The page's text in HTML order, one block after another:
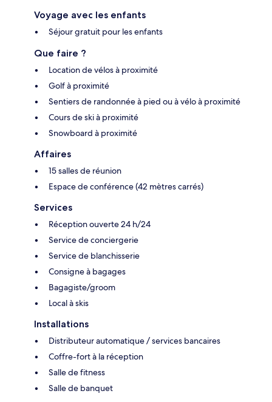
Voyage avec les enfants
Séjour gratuit pour les enfants
Que faire ?
Location de vélos à proximité
Golf à proximité
Sentiers de randonnée à pied ou à vélo à proximité
Cours de ski à proximité
Snowboard à proximité
Affaires
15 salles de réunion
Espace de conférence (42 mètres carrés)
Services
Réception ouverte 24 h/24
Service de conciergerie
Service de blanchisserie
Consigne à bagages
Bagagiste/groom
Local à skis
Installations
Distributeur automatique / services bancaires
Coffre-fort à la réception
Salle de fitness
Salle de banquet